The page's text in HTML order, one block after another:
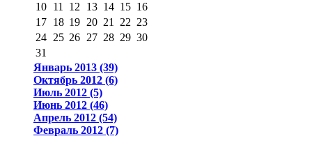
10 11 12 13 14 15 16
17 18 19 20 21 22 23
24 25 26 27 28 29 30
31
Январь 2013 (39)
Октябрь 2012 (6)
Июль 2012 (5)
Июнь 2012 (46)
Апрель 2012 (54)
Февраль 2012 (7)